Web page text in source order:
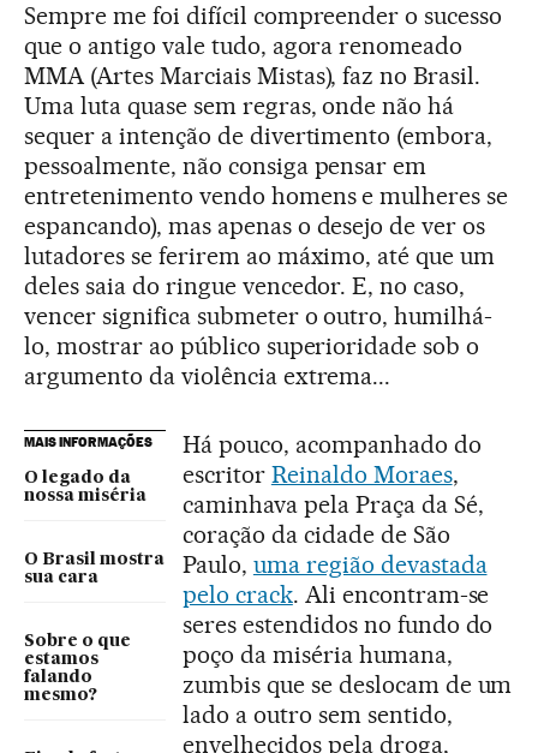
Sempre me foi difícil compreender o sucesso
que o antigo vale tudo, agora renomeado
MMA (Artes Marciais Mistas), faz no Brasil.
Uma luta quase sem regras, onde não há
sequer a intenção de divertimento (embora,
pessoalmente, não consiga pensar em
entretenimento vendo homens e mulheres se
espancando), mas apenas o desejo de ver os
lutadores se ferirem ao máximo, até que um
deles saia do ringue vencedor. E, no caso,
vencer significa submeter o outro, humilhá-
lo, mostrar ao público superioridade sob o
argumento da violência extrema...
MAIS INFORMAÇÕES
O legado da
nossa miséria
O Brasil mostra
sua cara
Sobre o que
estamos
falando
mesmo?
Há pouco, acompanhado do
escritor Reinaldo Moraes,
caminhava pela Praça da Sé,
coração da cidade de São
Paulo, uma região devastada
pelo crack. Ali encontram-se
seres estendidos no fundo do
poço da miséria humana,
zumbis que se deslocam de um
lado a outro sem sentido,
envelhecidos pela droga,